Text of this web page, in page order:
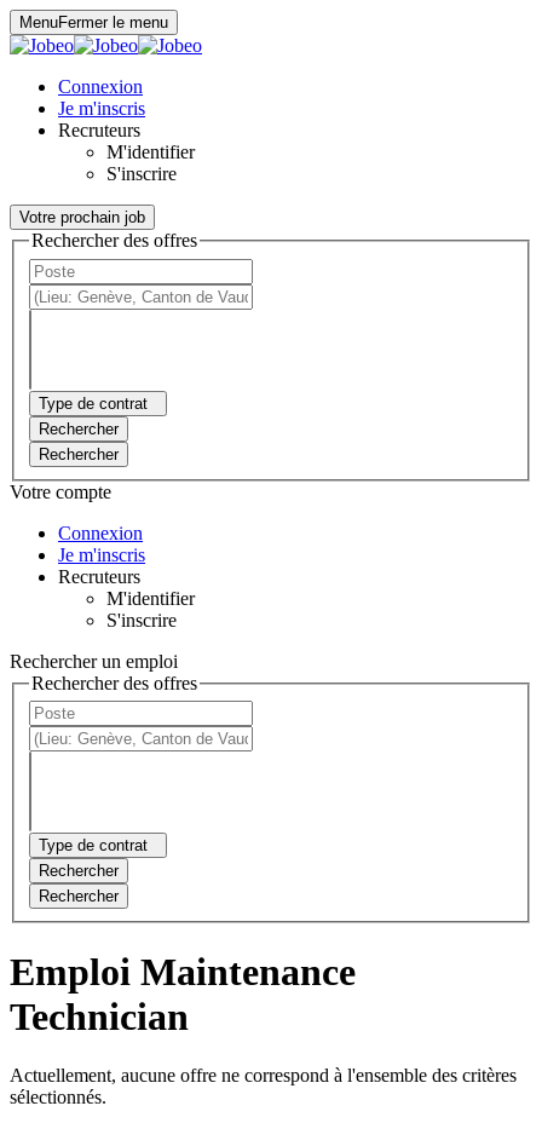
MenuFermer le menu
Connexion
Je m'inscris
Recruteurs
M'identifier
S'inscrire
Votre prochain job
Rechercher des offres
Type de contrat
Rechercher
Rechercher
Votre compte
Connexion
Je m'inscris
Recruteurs
M'identifier
S'inscrire
Rechercher un emploi
Rechercher des offres
Type de contrat
Rechercher
Rechercher
Emploi Maintenance
Technician
Actuellement, aucune offre ne correspond à l'ensemble des critères
sélectionnés.
Panneau de gestion des cookies